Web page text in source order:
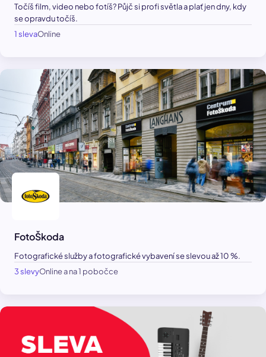
Točíš film, video nebo fotíš? Půjč si profi světla a plať jen dny, kdy
se opravdu točíš.
1 slevaOnline
FotoŠkoda
Fotografické služby a fotografické vybavení se slevou až 10 %.
3 slevyOnline a na 1 pobočce